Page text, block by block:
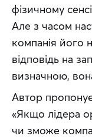
фізичному
Але з часом
компанія його
відповідь на
визначною,
Автор
«Якщо лідера
чи зможе